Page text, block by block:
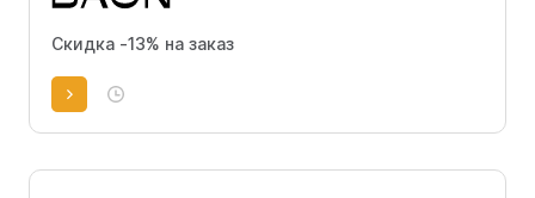
Скидка -13% на заказ